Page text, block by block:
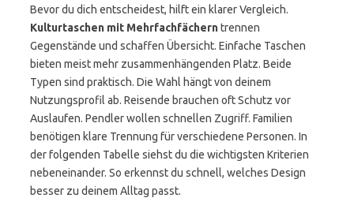
Bevor du dich entscheidest, hilft ein klarer Vergleich.
Kulturtaschen mit Mehrfachfächerntrennen
Gegenstände und schaffen Übersicht. Einfache Taschen
bieten meist mehr zusammenhängenden Platz. Beide
Typen sind praktisch. Die Wahl hängt von deinem
Nutzungsprofil ab. Reisende brauchen oft Schutz vor
Auslaufen. Pendler wollen schnellen Zugriff. Familien
benötigen klare Trennung für verschiedene Personen. In
der folgenden Tabelle siehst du die wichtigsten Kriterien
nebeneinander. So erkennst du schnell, welches Design
besser zu deinem Alltag passt.